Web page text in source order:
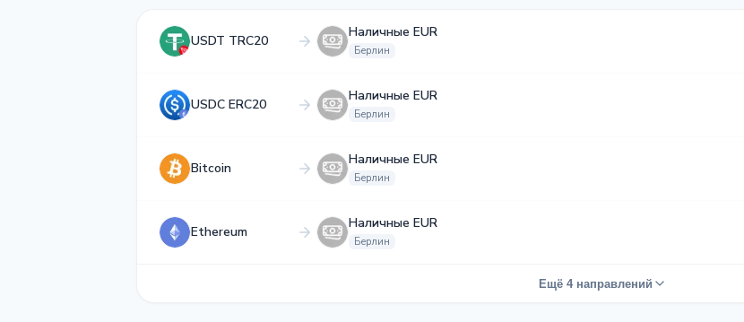
USDT TRC20
Наличные EUR
Берлин
USDC ERC20
Наличные EUR
Берлин
Bitcoin
Наличные EUR
Берлин
Ethereum
Наличные EUR
Берлин
Ещё 4 направлений